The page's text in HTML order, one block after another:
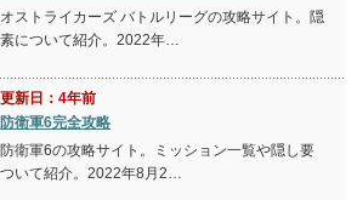
ストライカーズ バトルリーグの攻略サイト。隠
素について紹介。2022年…
新日：4年前
衛軍6完全攻略
衛軍6の攻略サイト。ミッション一覧や隠し要
いて紹介。2022年8月2…